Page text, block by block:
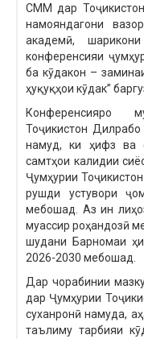
СММ дар
намояндагони
академӣ,
конференсияи
ба кӯдакон –
ҳуқуқҳои кӯдак”
Конференсияро
Тоҷикистон
намуд, ки ҳифз ва
самтҳои калидии
Ҷумҳурии
рушди устувори
мебошад. Аз ин
муассир роҳандозӣ
шудани Барномаи
2026-2030 мебошад.
Дар чорабинии
дар Ҷумҳурии
суханронӣ намуда,
таълиму тарбияи